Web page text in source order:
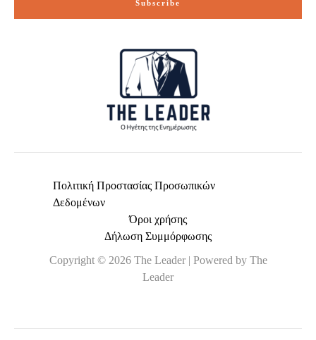
Subscribe
Πολιτική Προστασίας Προσωπικών
Δεδομένων
Όροι χρήσης
Δήλωση Συμμόρφωσης
Copyright © 2026 The Leader | Powered by The
Leader